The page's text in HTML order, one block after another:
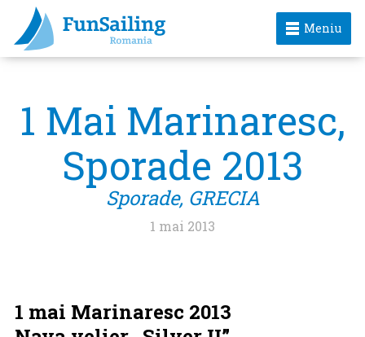
Meniu
1 Mai Marinaresc,
Sporade 2013
Sporade, GRECIA
1 mai 2013
1 mai Marinaresc 2013